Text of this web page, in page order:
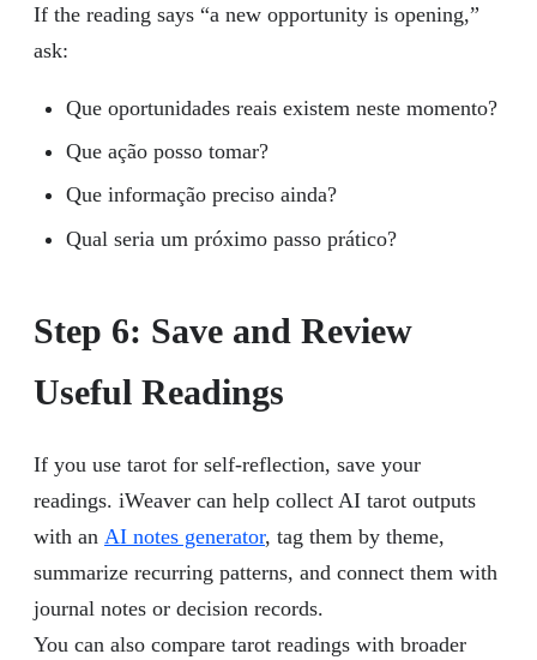
If the reading says “a new opportunity is opening,”
ask:
Que oportunidades reais existem neste momento?
Que ação posso tomar?
Que informação preciso ainda?
Qual seria um próximo passo prático?
Step 6: Save and Review
Useful Readings
If you use tarot for self-reflection, save your
readings. iWeaver can help collect AI tarot outputs
with an AI notes generator, tag them by theme,
summarize recurring patterns, and connect them with
journal notes or decision records.
You can also compare tarot readings with broader